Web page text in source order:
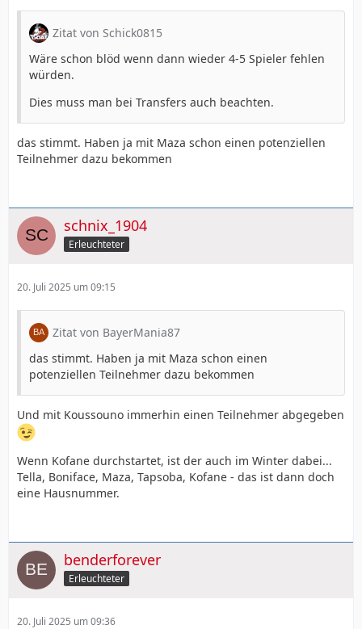
Zitat von Schick0815
Wäre schon blöd wenn dann wieder 4-5 Spieler fehlen
würden.
Dies muss man bei Transfers auch beachten.
das stimmt. Haben ja mit Maza schon einen potenziellen
Teilnehmer dazu bekommen
schnix_1904
Erleuchteter
20. Juli 2025 um 09:15
Zitat von BayerMania87
das stimmt. Haben ja mit Maza schon einen
potenziellen Teilnehmer dazu bekommen
Und mit Koussouno immerhin einen Teilnehmer abgegeben
Wenn Kofane durchstartet, ist der auch im Winter dabei...
Tella, Boniface, Maza, Tapsoba, Kofane - das ist dann doch
eine Hausnummer.
benderforever
Erleuchteter
20. Juli 2025 um 09:36